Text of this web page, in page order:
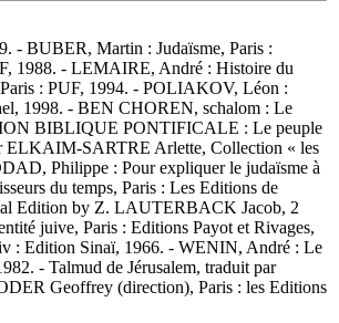
- BUBER, Martin : Judaïsme, Paris :
1988. - LEMAIRE, André : Histoire du
: PUF, 1994. - POLIAKOV, Léon :
1998. - BEN CHOREN, schalom : Le
BIBLIQUE PONTIFICALE : Le peuple
ELKAIM-SARTRE Arlette, Collection « les
Philippe : Pour expliquer le judaïsme à
du temps, Paris : Les Editions de
Edition by Z. LAUTERBACK Jacob, 2
juive, Paris : Editions Payot et Rivages,
: Edition Sinaï, 1966. - WENIN, André : Le
- Talmud de Jérusalem, traduit par
Geoffrey (direction), Paris : les Editions